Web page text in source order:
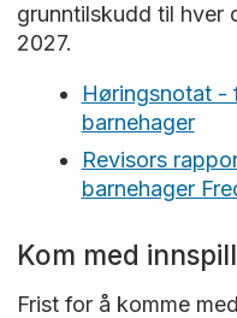
grunntilskudd til hver
2027.
Høringsnotat -
barnehager
Revisors
barnehager
Kom med
Frist for å komme